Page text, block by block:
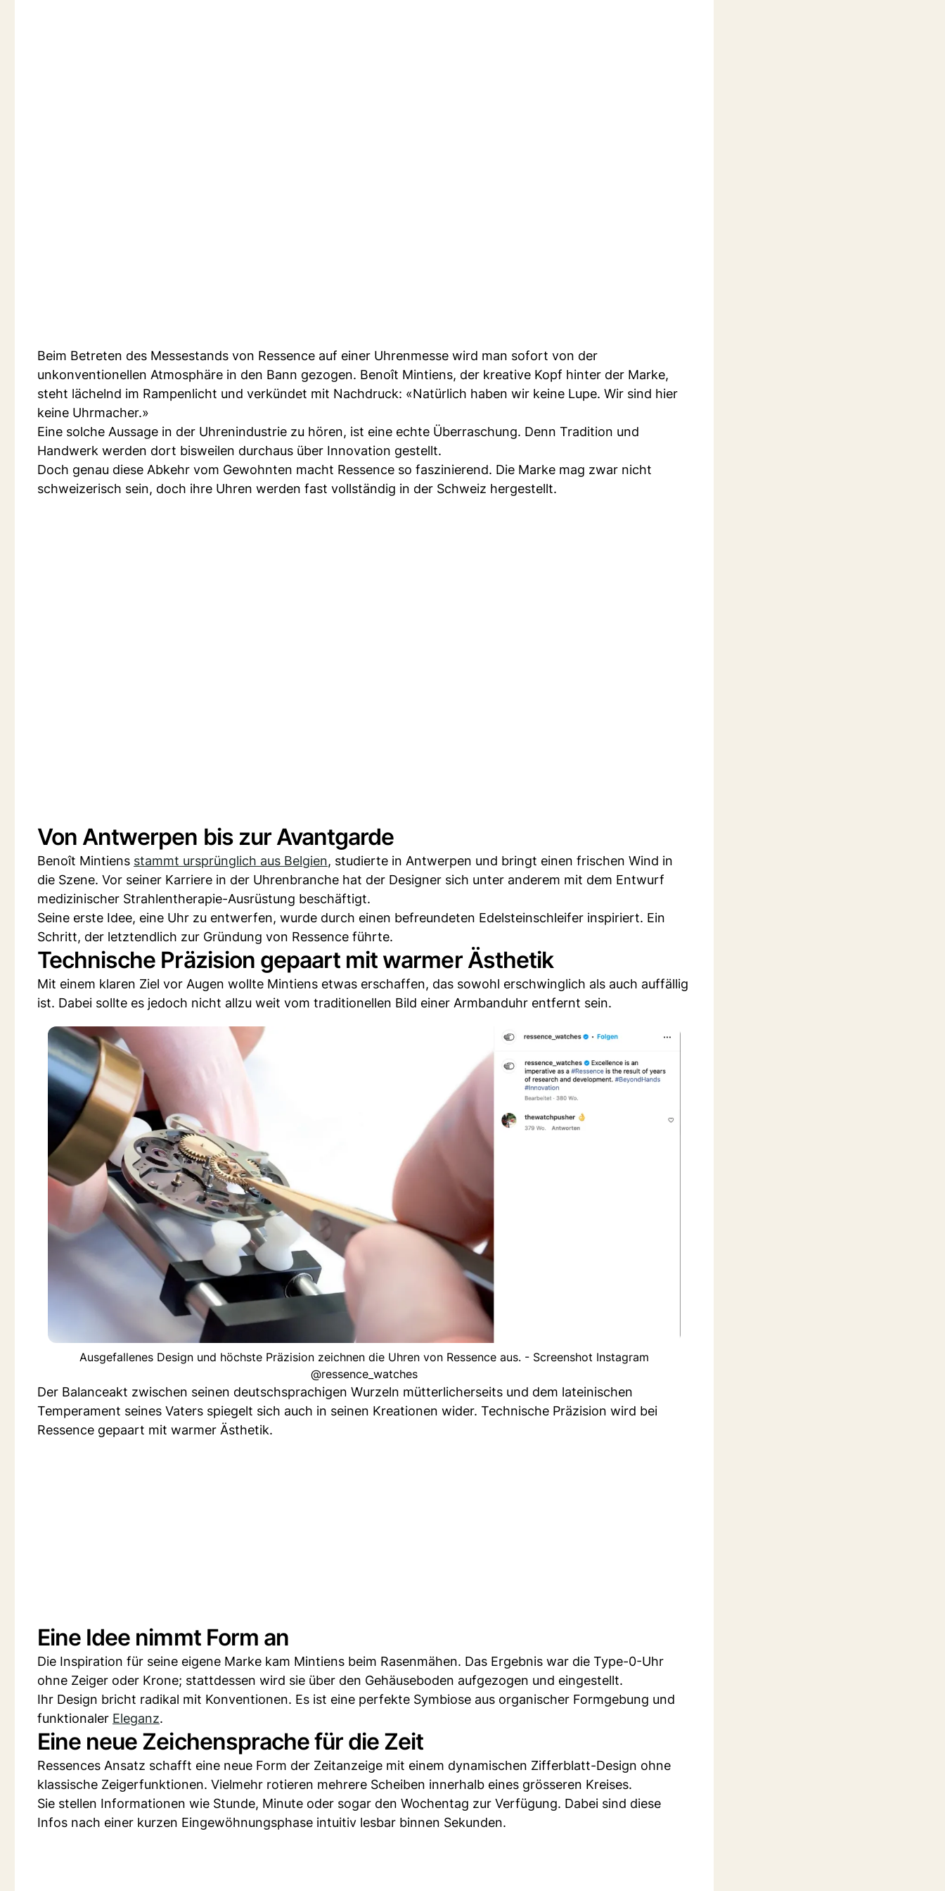
Beim Betreten des Messestands von Ressence auf einer Uhrenmesse wird man sofort von der
unkonventionellen Atmosphäre in den Bann gezogen. Benoît Mintiens, der kreative Kopf hinter der Marke,
steht lächelnd im Rampenlicht und verkündet mit Nachdruck: «Natürlich haben wir keine Lupe. Wir sind hier
keine Uhrmacher.»
Eine solche Aussage in der Uhrenindustrie zu hören, ist eine echte Überraschung. Denn Tradition und
Handwerk werden dort bisweilen durchaus über Innovation gestellt.
Doch genau diese Abkehr vom Gewohnten macht Ressence so faszinierend. Die Marke mag zwar nicht
schweizerisch sein, doch ihre Uhren werden fast vollständig in der Schweiz hergestellt.
Von Antwerpen bis zur Avantgarde
Benoît Mintiens stammt ursprünglich aus Belgien, studierte in Antwerpen und bringt einen frischen Wind in
die Szene. Vor seiner Karriere in der Uhrenbranche hat der Designer sich unter anderem mit dem Entwurf
medizinischer Strahlentherapie-Ausrüstung beschäftigt.
Seine erste Idee, eine Uhr zu entwerfen, wurde durch einen befreundeten Edelsteinschleifer inspiriert. Ein
Schritt, der letztendlich zur Gründung von Ressence führte.
Technische Präzision gepaart mit warmer Ästhetik
Mit einem klaren Ziel vor Augen wollte Mintiens etwas erschaffen, das sowohl erschwinglich als auch auffällig
ist. Dabei sollte es jedoch nicht allzu weit vom traditionellen Bild einer Armbanduhr entfernt sein.
Ausgefallenes Design und höchste Präzision zeichnen die Uhren von Ressence aus. - Screenshot Instagram
@ressence_watches
Der Balanceakt zwischen seinen deutschsprachigen Wurzeln mütterlicherseits und dem lateinischen
Temperament seines Vaters spiegelt sich auch in seinen Kreationen wider. Technische Präzision wird bei
Ressence gepaart mit warmer Ästhetik.
Eine Idee nimmt Form an
Die Inspiration für seine eigene Marke kam Mintiens beim Rasenmähen. Das Ergebnis war die Type-0-Uhr
ohne Zeiger oder Krone; stattdessen wird sie über den Gehäuseboden aufgezogen und eingestellt.
Ihr Design bricht radikal mit Konventionen. Es ist eine perfekte Symbiose aus organischer Formgebung und
funktionaler Eleganz.
Eine neue Zeichensprache für die Zeit
Ressences Ansatz schafft eine neue Form der Zeitanzeige mit einem dynamischen Zifferblatt-Design ohne
klassische Zeigerfunktionen. Vielmehr rotieren mehrere Scheiben innerhalb eines grösseren Kreises.
Sie stellen Informationen wie Stunde, Minute oder sogar den Wochentag zur Verfügung. Dabei sind diese
Infos nach einer kurzen Eingewöhnungsphase intuitiv lesbar binnen Sekunden.